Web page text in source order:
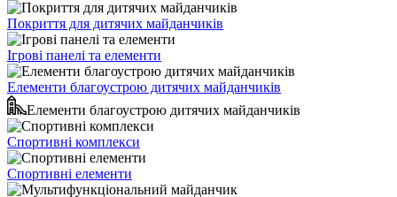
Покриття для дитячих майданчиків
Ігрові панелі та елементи
Елементи благоустрою дитячих майданчиків
Елементи благоустрою дитячих майданчиків
Спортивні комплекси
Спортивні елементи